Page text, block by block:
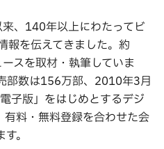
、140年以上にわたってビ
報を伝えてきました。約
スを取材・執筆していま
部数は156万部、2010年3月
子版」をはじめとするデジ
料・無料登録を合わせた会
。